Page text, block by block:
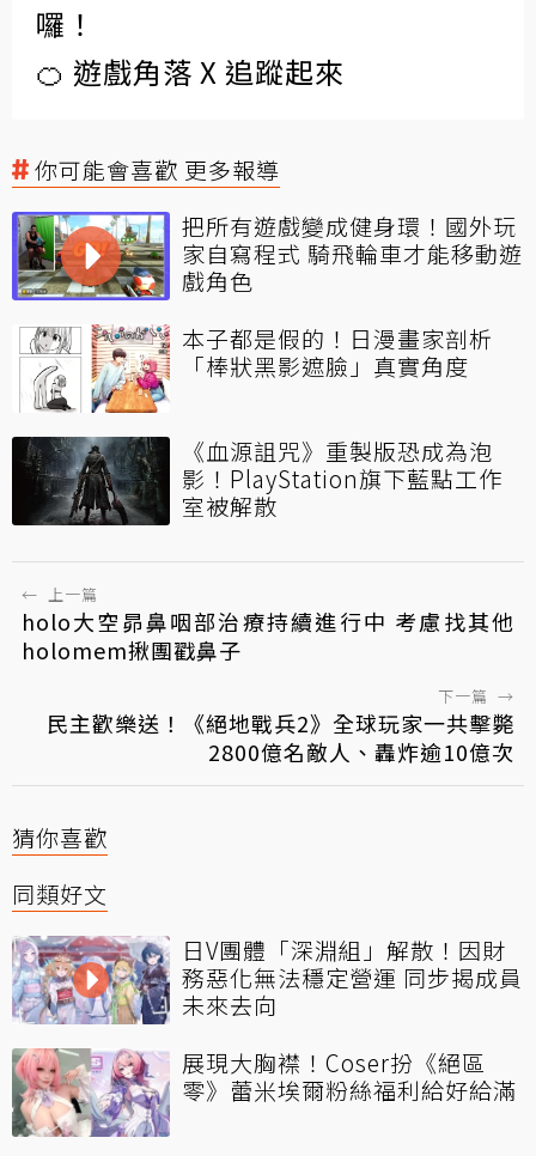
囉！
🍊 遊戲角落 X 追蹤起來
你可能會喜歡 更多報導
把所有遊戲變成健身環！國外玩
家自寫程式 騎飛輪車才能移動遊
戲角色
本子都是假的！日漫畫家剖析
「棒狀黑影遮臉」真實角度
《血源詛咒》重製版恐成為泡
影！PlayStation旗下藍點工作
室被解散
← 上一篇
holo大空昴鼻咽部治療持續進行中 考慮找其他
holomem揪團戳鼻子
下一篇 →
民主歡樂送！《絕地戰兵2》全球玩家一共擊斃
2800億名敵人、轟炸逾10億次
猜你喜歡
同類好文
日V團體「深淵組」解散！因財
務惡化無法穩定營運 同步揭成員
未來去向
展現大胸襟！Coser扮《絕區
零》蕾米埃爾粉絲福利給好給滿